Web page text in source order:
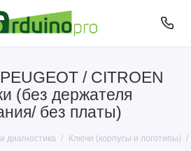
/ CITROEN
(без держателя
без платы)
диагностика Ключи (корпусы и логотипы)
и переходники
логотипы)